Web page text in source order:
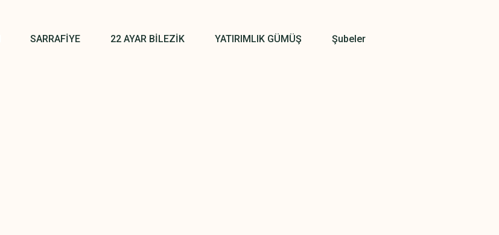
SARRAFİYE 22 AYAR BİLEZİK YATIRIMLIK GÜMÜŞ Şubeler